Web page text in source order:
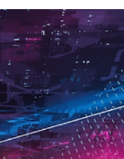
정적인 편입니다. 천안유
정동, 신부동(천안터미
로 유흥 상권이 발달해
바가이드 구인구직 알
천안 유흥 상권의 전반적
바의 가장 큰 특징은 업
입 장벽이 비교적 낮다 는
업소보다는 중소형 룸,